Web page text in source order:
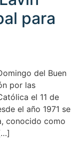
para
del Buen
por las
el 11 de
el año 1971 se
conocido como